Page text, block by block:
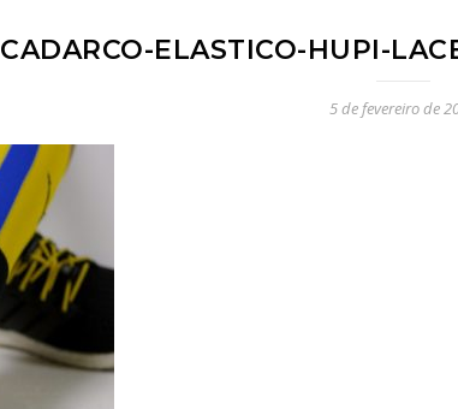
CADARCO-ELASTICO-HUPI-
5 de fevereiro de